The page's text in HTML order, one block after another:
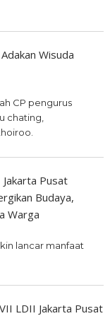
Wisuda
CP pengurus
chating,
Pusat
Budaya,
Warga
lancar manfaat
LDII Jakarta Pusat